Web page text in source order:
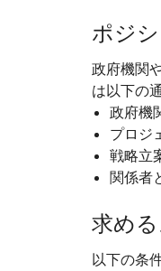
ポジ
政府機関
は以下の
政府機
プロジ
戦略立
関係者
求め
以下の条